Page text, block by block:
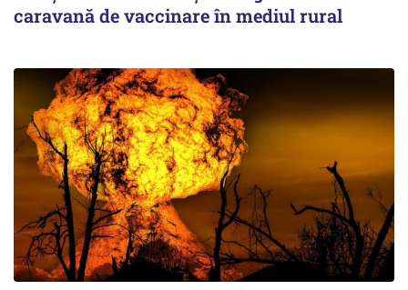
caravană de vaccinare în mediul rural